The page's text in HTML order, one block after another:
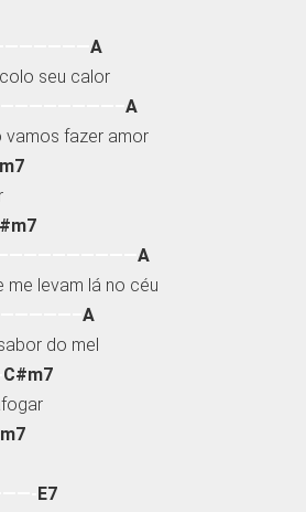
A
seu calor
A
vamos fazer amor
A
me levam lá no céu
A
do mel
C#m7
E7